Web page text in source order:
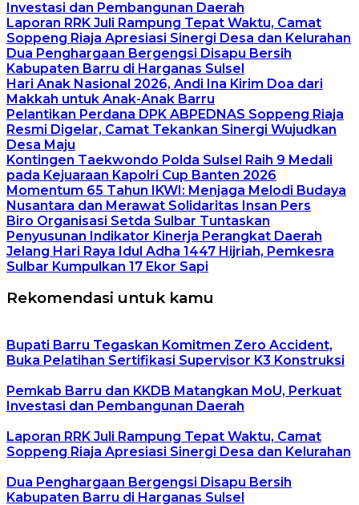
Investasi dan Pembangunan Daerah
Laporan RRK Juli Rampung Tepat Waktu, Camat
Soppeng Riaja Apresiasi Sinergi Desa dan Kelurahan
Dua Penghargaan Bergengsi Disapu Bersih
Kabupaten Barru di Harganas Sulsel
Hari Anak Nasional 2026, Andi Ina Kirim Doa dari
Makkah untuk Anak-Anak Barru
Pelantikan Perdana DPK ABPEDNAS Soppeng Riaja
Resmi Digelar, Camat Tekankan Sinergi Wujudkan
Desa Maju
Kontingen Taekwondo Polda Sulsel Raih 9 Medali
pada Kejuaraan Kapolri Cup Banten 2026
Momentum 65 Tahun IKWI: Menjaga Melodi Budaya
Nusantara dan Merawat Solidaritas Insan Pers
Biro Organisasi Setda Sulbar Tuntaskan
Penyusunan Indikator Kinerja Perangkat Daerah
Jelang Hari Raya Idul Adha 1447 Hijriah, Pemkesra
Sulbar Kumpulkan 17 Ekor Sapi
Rekomendasi untuk kamu
Bupati Barru Tegaskan Komitmen Zero Accident,
Buka Pelatihan Sertifikasi Supervisor K3 Konstruksi
Pemkab Barru dan KKDB Matangkan MoU, Perkuat
Investasi dan Pembangunan Daerah
Laporan RRK Juli Rampung Tepat Waktu, Camat
Soppeng Riaja Apresiasi Sinergi Desa dan Kelurahan
Dua Penghargaan Bergengsi Disapu Bersih
Kabupaten Barru di Harganas Sulsel